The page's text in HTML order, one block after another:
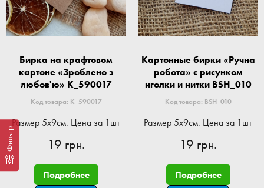
Фильтр
Бирка на крафтовом
картоне «Зроблено з
любов'ю» K_590017
Код товара: K_590017
Размер 5x9см. Цена за 1шт
19 грн.
Подробнее
Картонные бирки «Ручна
робота» с рисунком
иголки и нитки BSH_010
Код товара: BSH_010
Размер 5x9см. Цена за 1шт
19 грн.
Подробнее